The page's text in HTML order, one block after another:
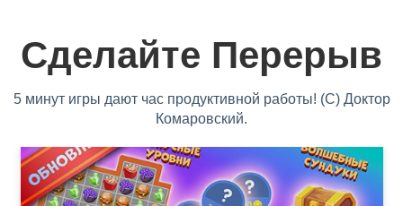
Сделайте Перерыв
5 минут игры дают час продуктивной работы! (С) Доктор
Комаровский.